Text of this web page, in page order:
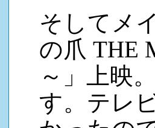
そしてメ
の爪 THE
～」上映
す。テレ